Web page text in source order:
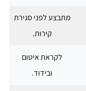
מתבצע לפני סגירת
קירות.
לקראת איטום
ובידוד.